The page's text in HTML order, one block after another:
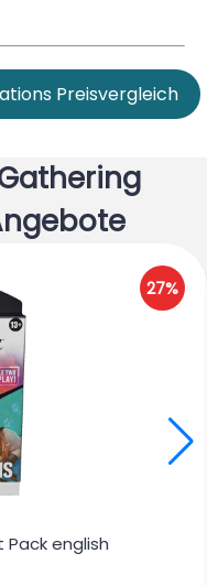
Preisvergleich
27%
english